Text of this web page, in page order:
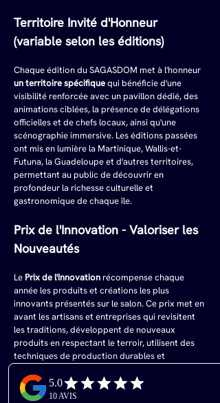
Territoire Invité d'Honneur
(variable selon les éditions)
Chaque édition du SAGASDOM met à l'honneur
un territoire spécifique qui bénéficie d'une
visibilité renforcée avec un pavillon dédié, des
animations ciblées, la présence de délégations
officielles et de chefs locaux, ainsi qu'une
scénographie immersive. Les éditions passées
ont mis en lumière la Martinique, Wallis-et-
Futuna, la Guadeloupe et d'autres territoires,
permettant au public de découvrir en
profondeur la richesse culturelle et
gastronomique de chaque île.
Prix de l'Innovation - Valoriser les
Nouveautés
Le Prix de l'Innovation récompense chaque
année les produits et créations les plus
innovants présentés sur le salon. Ce prix met en
avant les artisans et entreprises qui revisitent
les traditions, développent de nouveaux
produits en respectant le terroir, utilisent des
techniques de production durables et
et innovants, ou proposent des concepts
culinaires originaux. Ce prix offre une visibilité